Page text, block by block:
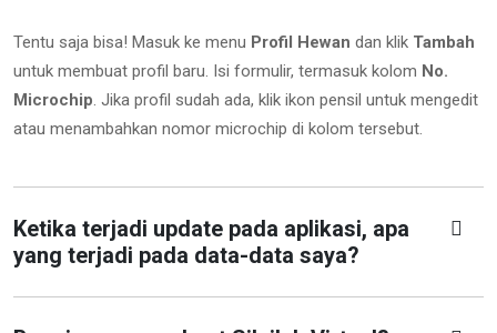
Tentu saja bisa! Masuk ke menu Profil Hewan dan klik Tambah
untuk membuat profil baru. Isi formulir, termasuk kolom No.
Microchip. Jika profil sudah ada, klik ikon pensil untuk mengedit
atau menambahkan nomor microchip di kolom tersebut.
Ketika terjadi update pada aplikasi, apa
yang terjadi pada data-data saya?